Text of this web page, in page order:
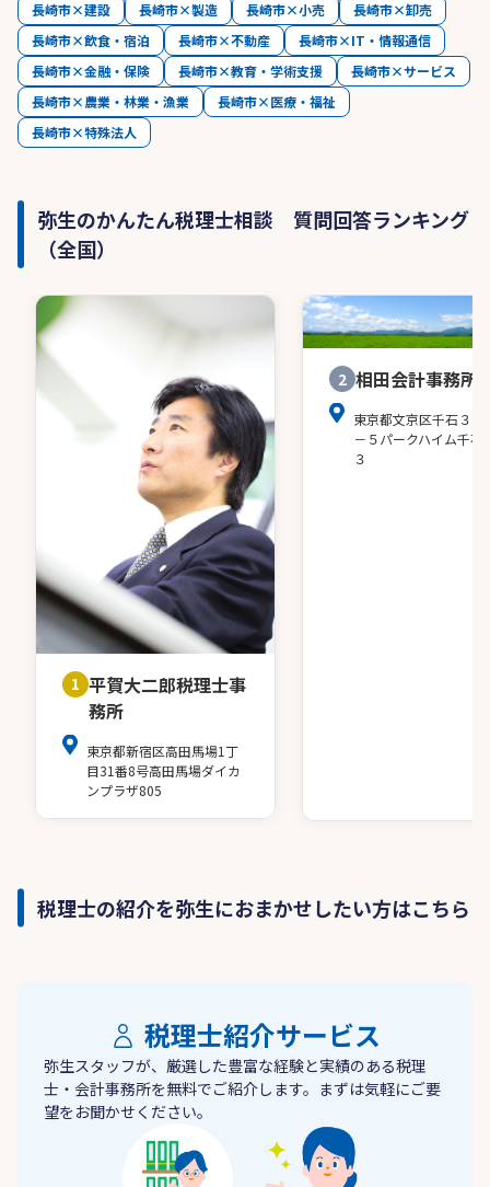
長崎市×建設 長崎市×製造 長崎市×小売
長崎市×卸売
長崎市×飲食・宿泊
長崎市×不動産
長崎市×IT・情報通信
長崎市×金融・保険
長崎市×教育・学術支援
長崎市×サービス
長崎市×農業・林業・漁業
長崎市×医療・福祉
長崎市×特殊法人
弥生のかんたん税理士相談 質問回答ランキング
（全国）
1 平賀大二郎税理士事
務所
東京都新宿区高田馬場1丁
目31番8号高田馬場ダイカ
ンプラザ805
2 相田会計事務所
東京都文京区千石３－
－５パークハイム千石
３
税理士の紹介を弥生におまかせしたい方はこちら
税理士紹介サービス
弥生スタッフが、厳選した豊富な経験と実績のある税理
士・会計事務所を無料でご紹介します。まずは気軽にご要
望をお聞かせください。